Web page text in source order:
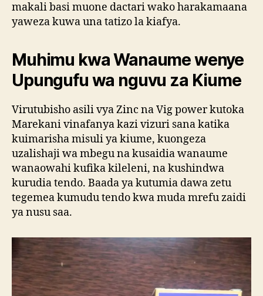
makali basi muone dactari wako harakamaana
yaweza kuwa una tatizo la kiafya.
Muhimu kwa Wanaume wenye
Upungufu wa nguvu za Kiume
Virutubisho asili vya Zinc na Vig power kutoka
Marekani vinafanya kazi vizuri sana katika
kuimarisha misuli ya kiume, kuongeza
uzalishaji wa mbegu na kusaidia wanaume
wanaowahi kufika kileleni, na kushindwa
kurudia tendo. Baada ya kutumia dawa zetu
tegemea kumudu tendo kwa muda mrefu zaidi
ya nusu saa.